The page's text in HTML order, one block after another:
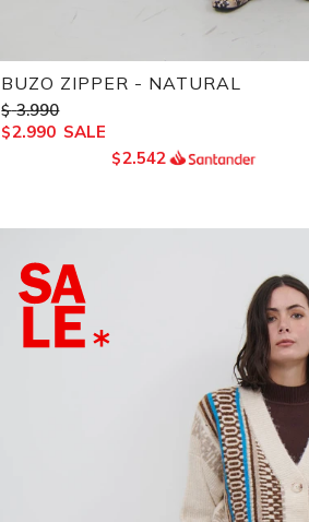
BUZO ZIPPER - NATURAL
$ 3.990
$2.990
$2.542